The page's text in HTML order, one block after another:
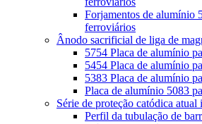
Forjamentos de alumínio
ferroviários
Ânodo sacrificial de liga de
5754 Placa de alumínio
5454 Placa de alumínio
5383 Placa de alumínio
Placa de alumínio 5083
Série de proteção catódica atual
Perfil da tubulação de